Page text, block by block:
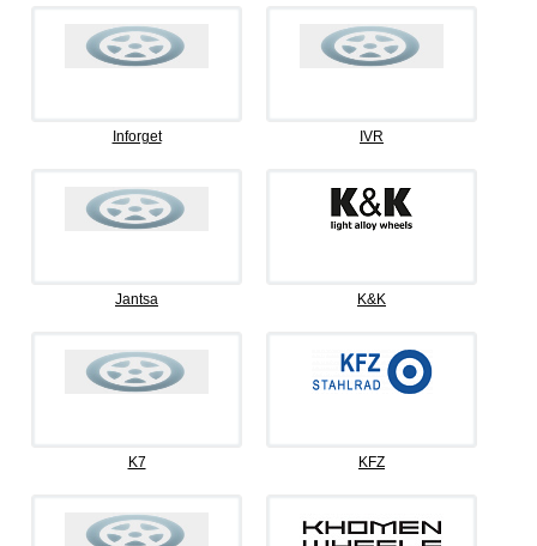
Inforget IVR
Jantsa K&K
K7 KFZ